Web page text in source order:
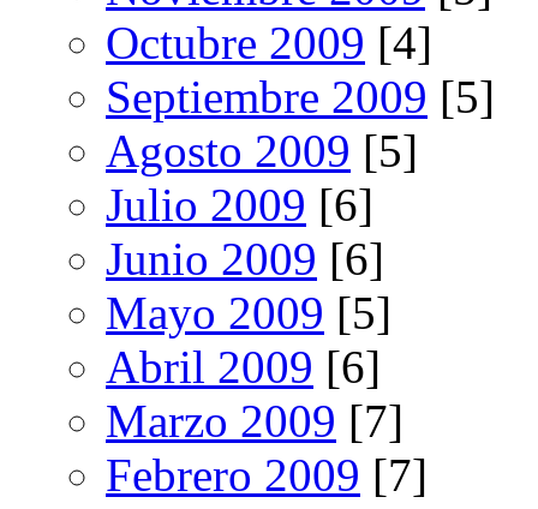
Octubre 2009 [4]
Septiembre 2009 [5]
Agosto 2009 [5]
Julio 2009 [6]
Junio 2009 [6]
Mayo 2009 [5]
Abril 2009 [6]
Marzo 2009 [7]
Febrero 2009 [7]